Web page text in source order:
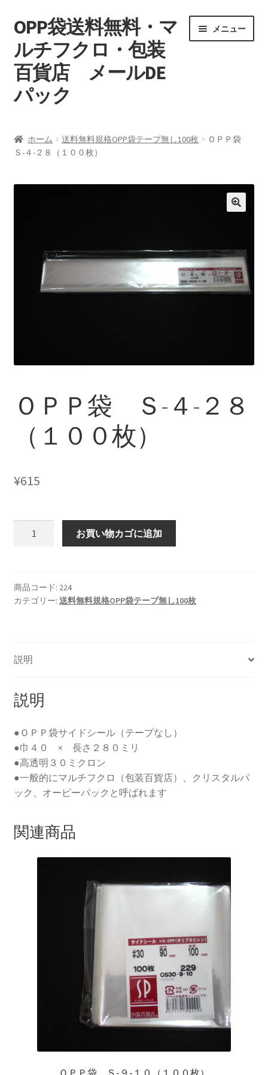
ナ
ビ
ゲ
ー
シ
ョ
ス
キ
プ
コ
ン
テ
ン
ツ
へ
ッ
プ
OPP袋送料無料・マ
ルチフクロ・包装
百貨店 メールDE
パック
メニュー
支払い
お買い物カゴ
プライバシーポリシー
ホーム 送料無料規格OPP袋テープ無し100枚
ＯＰＰ袋
Ｓ-４-２８（１００枚）
ＯＰＰ袋 Ｓ-４-２８
（１００枚）
¥615
Ｓ-
４-
０
枚）
個
お買い物カゴに追加
商品コード: 224
カテゴリー: 送料無料規格OPP袋テープ無し100枚
説明
説明
●ＯＰＰ袋サイドシール（テープなし）
●巾４０ × 長さ２８０ミリ
●高透明３０ミクロン
●一般的にマルチフクロ（包装百貨店）、クリスタルパ
ック、オーピーパックと呼ばれます
関連商品